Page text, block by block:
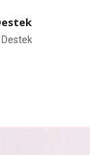
Destek